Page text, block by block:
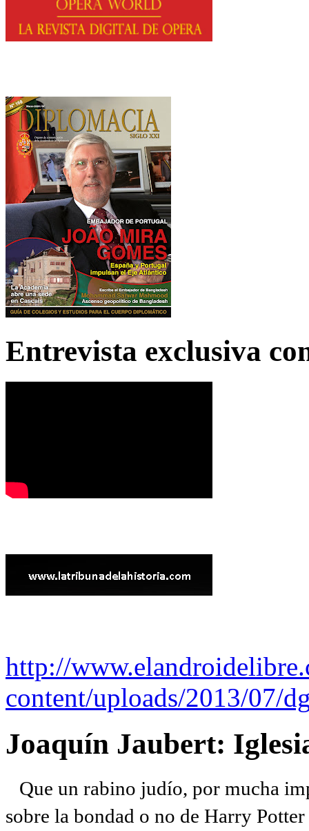
Entrevista exclusiva
http://
content/uploads/2013/07/
Joaquín Jaubert:
Que un rabino judío, por mucha
sobre la bondad o no de Harry